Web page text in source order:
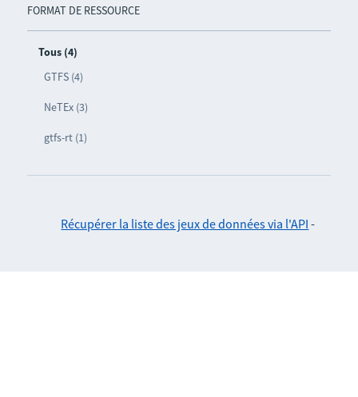
FORMAT DE RESSOURCE
Tous (4)
GTFS (4)
NeTEx (3)
gtfs-rt (1)
Récupérer la liste des jeux de données via l'API -